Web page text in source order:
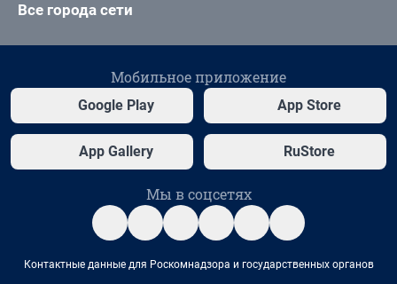
Все города сети
Мобильное приложение
Google Play App Store
App Gallery RuStore
Мы в соцсетях
Контактные данные для Роскомнадзора и государственных органов